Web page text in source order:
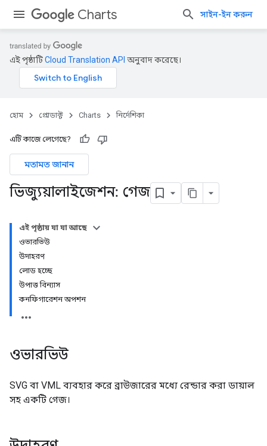
Charts সাইন-ইন করুন
এই পৃষ্ঠাটিCloud Translation API অনুবাদ করেছে।
হোম প্রোডাক্ট Charts নির্দেশিকা
এটি কাজে লেগেছে?
মতামত জানান
ভিজ্যুয়ালাইজেশন: গেজ
এই পৃষ্ঠায় যা যা আছে
ওভারভিউ
উদাহরণ
লোড হচ্ছে
উপাত্ত বিন্যাস
কনফিগারেশন অপশন
ওভারভিউ
SVG বা VML ব্যবহার করে ব্রাউজারের মধ্যে রেন্ডার করা ডায়াল
সহ একটি গেজ।